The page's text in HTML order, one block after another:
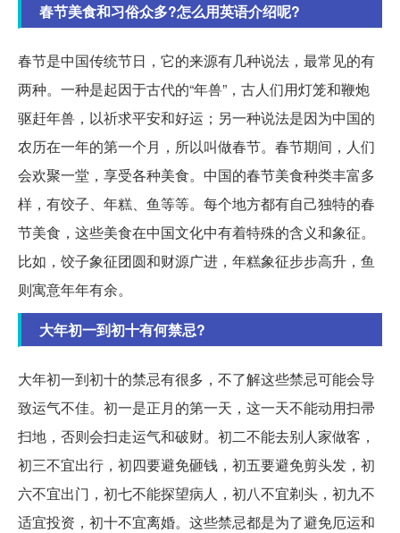
春节美食和习俗众多?怎么用英语介绍呢?
春节是中国传统节日，它的来源有几种说法，最常见的有
两种。一种是起因于古代的“年兽”，古人们用灯笼和鞭炮
驱赶年兽，以祈求平安和好运；另一种说法是因为中国的
农历在一年的第一个月，所以叫做春节。春节期间，人们
会欢聚一堂，享受各种美食。中国的春节美食种类丰富多
样，有饺子、年糕、鱼等等。每个地方都有自己独特的春
节美食，这些美食在中国文化中有着特殊的含义和象征。
比如，饺子象征团圆和财源广进，年糕象征步步高升，鱼
则寓意年年有余。
大年初一到初十有何禁忌?
大年初一到初十的禁忌有很多，不了解这些禁忌可能会导
致运气不佳。初一是正月的第一天，这一天不能动用扫帚
扫地，否则会扫走运气和破财。初二不能去别人家做客，
初三不宜出行，初四要避免砸钱，初五要避免剪头发，初
六不宜出门，初七不能探望病人，初八不宜剃头，初九不
适宜投资，初十不宜离婚。这些禁忌都是为了避免厄运和